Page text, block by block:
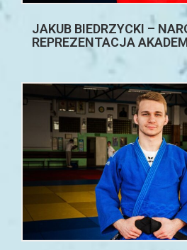
JAKUB BIEDRZYCKI –
REPREZENTACJA